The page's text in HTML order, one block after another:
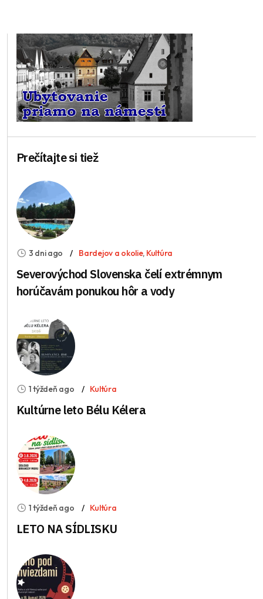
Prečítajte si tiež
3 dni ago Bardejov a okolie, Kultúra
Severovýchod Slovenska čelí extrémnym
horúčavám ponukou hôr a vody
1 týždeň ago Kultúra
Kultúrne leto Bélu Kélera
1 týždeň ago Kultúra
LETO NA SÍDLISKU